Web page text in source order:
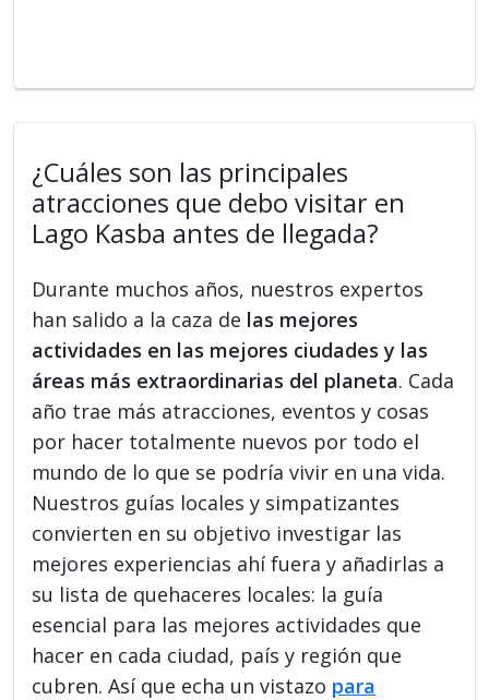
¿Cuáles son las principales
atracciones que debo visitar en
Lago Kasba antes de llegada?
Durante muchos años, nuestros expertos
han salido a la caza de las mejores
actividades en las mejores ciudades y las
áreas más extraordinarias del planeta. Cada
año trae más atracciones, eventos y cosas
por hacer totalmente nuevos por todo el
mundo de lo que se podría vivir en una vida.
Nuestros guías locales y simpatizantes
convierten en su objetivo investigar las
mejores experiencias ahí fuera y añadirlas a
su lista de quehaceres locales: la guía
esencial para las mejores actividades que
hacer en cada ciudad, país y región que
cubren. Así que echa un vistazo para